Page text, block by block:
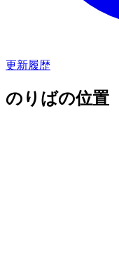
更新履歴
のりばの位置